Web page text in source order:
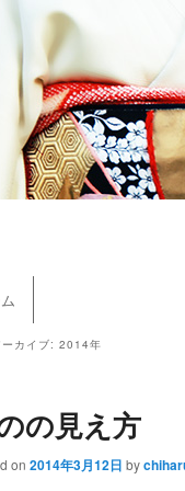
ンコンテンツへ移動
コンテンツへ移動
カイブ: 2014年
の見え方
on 2014年3月12日 by